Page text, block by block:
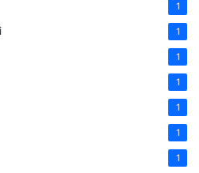
1
1
1
1
1
1
1